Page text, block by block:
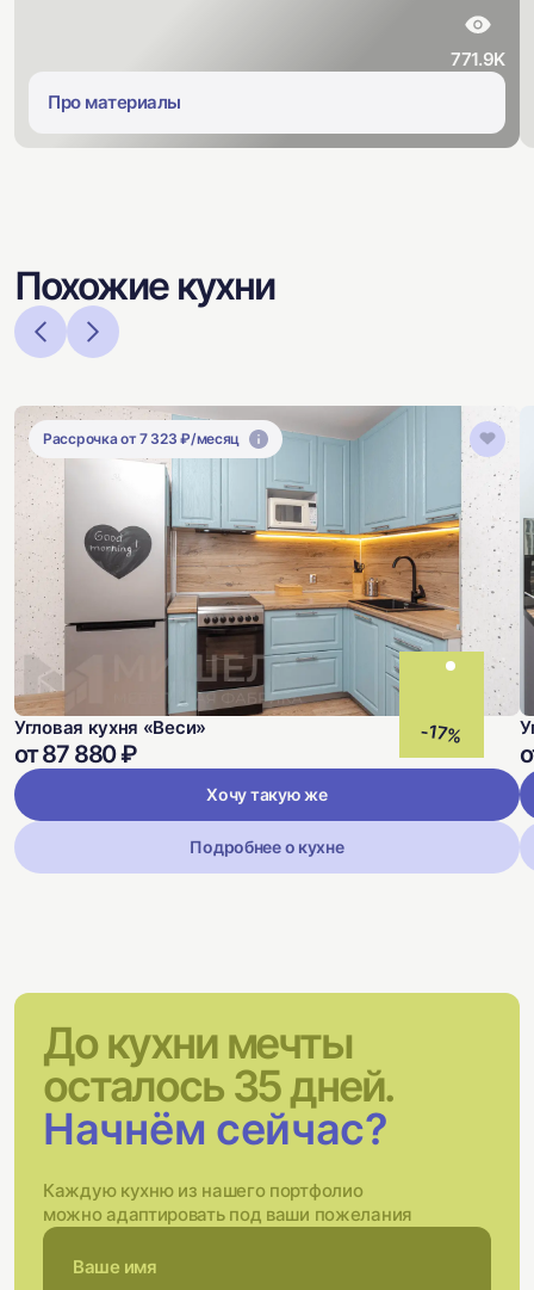
771.9K
Про материалы
Похожие кухни
Рассрочка от 7 323 ₽/месяц
-17%
Угловая кухня «Веси»
от 87 880 ₽
Хочу такую же
Подробнее о кухне
До кухни мечты
осталось 35 дней.
Начнём сейчас?
Каждую кухню из нашего портфолио
можно адаптировать под ваши пожелания